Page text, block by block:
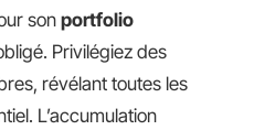
son portfolio
Privilégiez des
révélant toutes les
L’accumulation